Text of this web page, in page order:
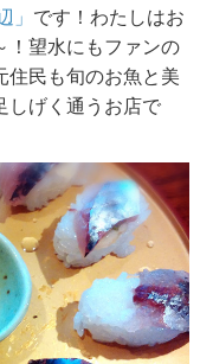
」 です！わたしはお
！望水にもファンの
住民も旬のお魚と美
しげく通うお店で